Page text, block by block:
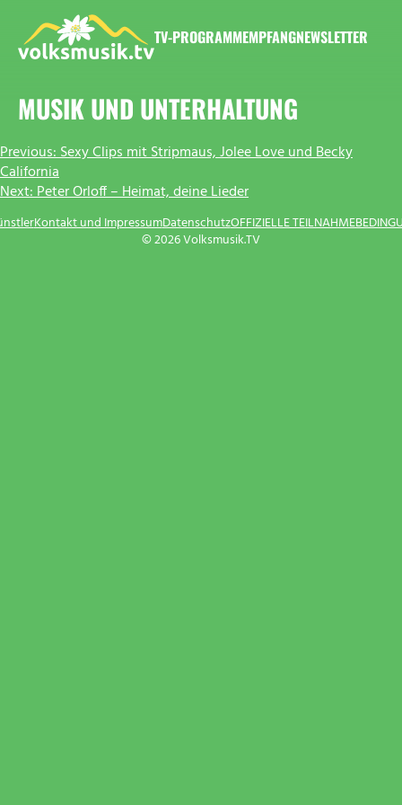
Inhalt
springen
TV-PROGRAMMEMPFANGNEWSLETTER
MUSIK UND UNTERHALTUNG
BEITRAGSNAVIGATION
Previous:Sexy Clips mit Stripmaus, Jolee Love und Becky
California
Next:Peter Orloff – Heimat, deine Lieder
© 2026 Volksmusik.TV
Kontakt und ImpressumDatenschutzOFFIZIELLE